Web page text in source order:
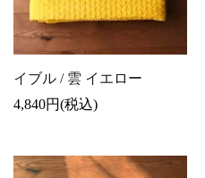
イブル / 雲 イエロー
4,840円(税込)